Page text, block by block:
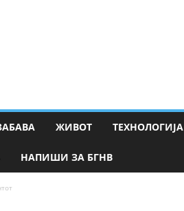
ЖИВОТ ТЕХНОЛОГИЈА
НАПИШИ ЗА БГНВ